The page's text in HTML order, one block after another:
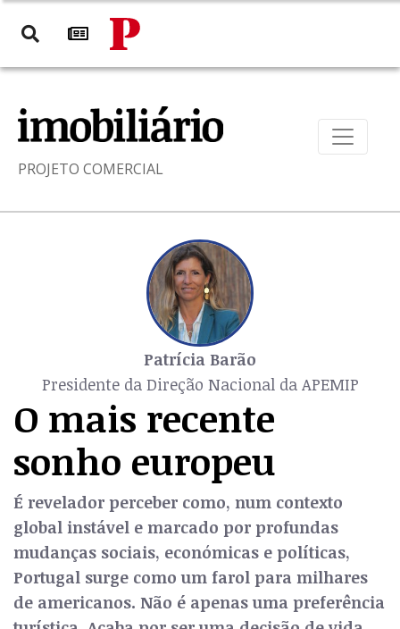
PROJETO COMERCIAL
Patrícia Barão
Presidente da Direção Nacional da APEMIP
O mais recente
sonho europeu
É revelador perceber como, num contexto
global instável e marcado por profundas
mudanças sociais, económicas e políticas,
Portugal surge como um farol para milhares
de americanos. Não é apenas uma preferência